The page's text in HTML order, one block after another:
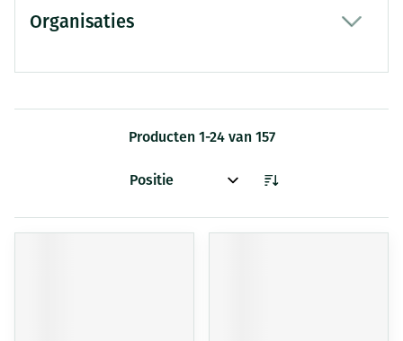
Organisaties
Producten 1-24van 157
Sorteer op: